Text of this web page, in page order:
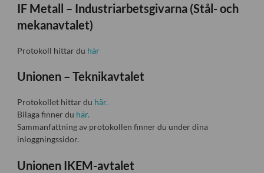
IF Metall – Industriarbetsgivarna (Stål- och
mekanavtalet)
Protokoll hittar du här
Unionen – Teknikavtalet
Protokollet hittar du här.
Bilaga finner du här.
Sammanfattning av protokollen finner du under dina
inloggningssidor.
Unionen IKEM-avtalet